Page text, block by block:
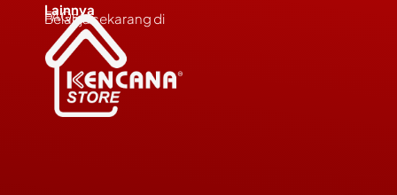
Lainnya
FAQs
Belanja sekarang di